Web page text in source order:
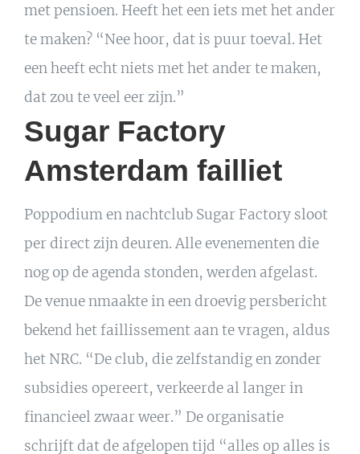
met pensioen. Heeft het een iets met het ander
te maken? “Nee hoor, dat is puur toeval. Het
een heeft echt niets met het ander te maken,
dat zou te veel eer zijn.”
Sugar Factory
Amsterdam failliet
Poppodium en nachtclub Sugar Factory sloot
per direct zijn deuren. Alle evenementen die
nog op de agenda stonden, werden afgelast.
De venue nmaakte in een droevig persbericht
bekend het faillissement aan te vragen, aldus
het NRC. “De club, die zelfstandig en zonder
subsidies opereert, verkeerde al langer in
financieel zwaar weer.” De organisatie
schrijft dat de afgelopen tijd “alles op alles is